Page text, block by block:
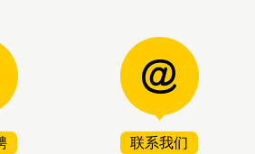
联系我们